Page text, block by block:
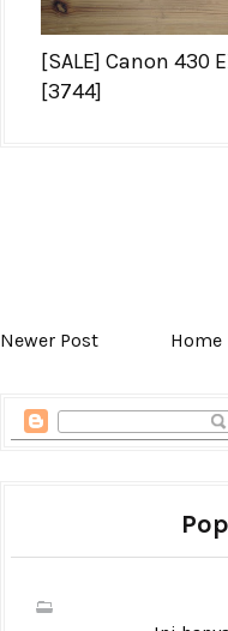
[SALE] Canon 430
[3744]
Newer Post Home